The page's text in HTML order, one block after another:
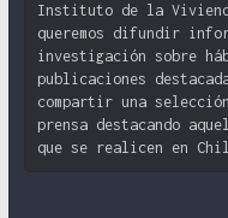
Instituto de la
queremos difundir
investigación sobre
publicaciones
compartir una
prensa destacando
que se realicen en